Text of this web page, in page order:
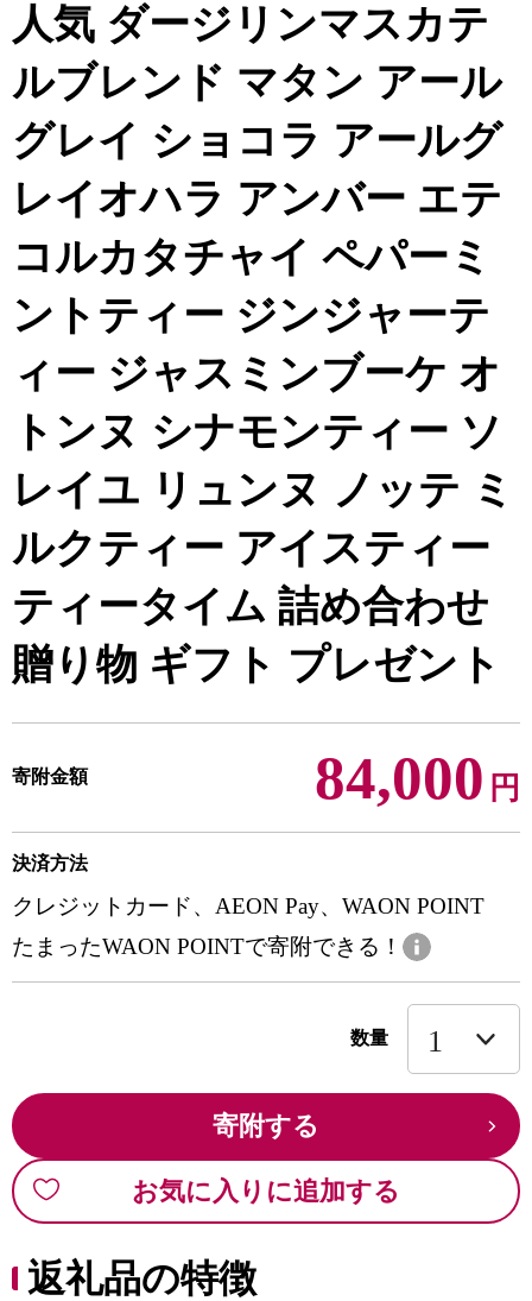
人気 ダージリンマスカテ
ルブレンド マタン アール
グレイ ショコラ アールグ
レイオハラ アンバー エテ
コルカタチャイ ペパーミ
ントティー ジンジャーテ
ィー ジャスミンブーケ オ
トンヌ シナモンティー ソ
レイユ リュンヌ ノッテ ミ
ルクティー アイスティー
ティータイム 詰め合わせ
贈り物 ギフト プレゼント
寄附金額 84,000 円
決済方法
クレジットカード、AEON Pay、WAON POINT
たまったWAON POINTで寄附できる！
数量
寄附する
お気に入りに追加する
返礼品の特徴